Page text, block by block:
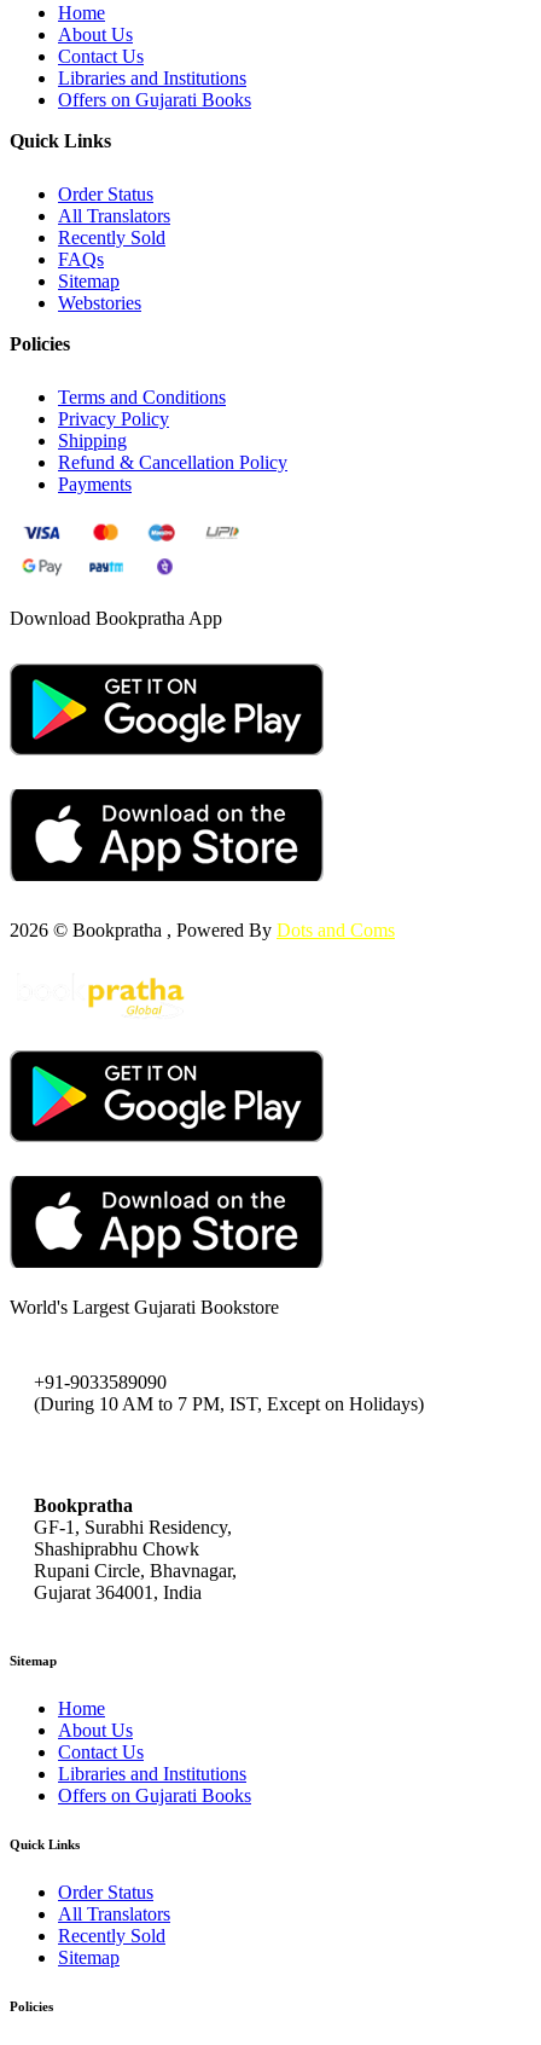
Home
About Us
Contact Us
Libraries and Institutions
Offers on Gujarati Books
Quick Links
Order Status
All Translators
Recently Sold
FAQs
Sitemap
Webstories
Policies
Terms and Conditions
Privacy Policy
Shipping
Refund & Cancellation Policy
Payments
Download Bookpratha App
2026 © Bookpratha , Powered By Dots and Coms
World's Largest Gujarati Bookstore
+91-9033589090
(During 10 AM to 7 PM, IST, Except on Holidays)
Bookpratha
GF-1, Surabhi Residency,
Shashiprabhu Chowk
Rupani Circle, Bhavnagar,
Gujarat 364001, India
Sitemap
Home
About Us
Contact Us
Libraries and Institutions
Offers on Gujarati Books
Quick Links
Order Status
All Translators
Recently Sold
Sitemap
Policies